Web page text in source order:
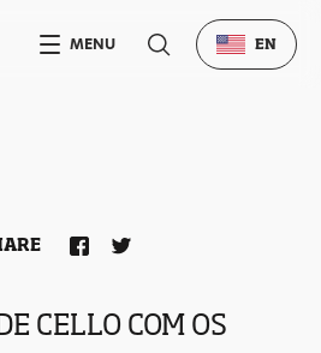
CELLO COM OS
MENU EN